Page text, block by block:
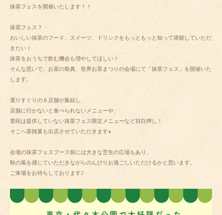
抹茶フェスを開催いたします！！
抹茶フェス？
おいしい抹茶のフード、スイーツ、ドリンクをもっともっと知って堪能していただ
きたい！
抹茶をおうちで飲む機会も増やしてほしい！
そんな思いで、お茶の祭典、世界お茶まつりの会場にて「抹茶フェス」を開催いた
します。
選りすぐりの６店舗が集結し、
店舗に行かないと食べられないメニューや、
普段は提供していない抹茶フェス限定メニューなど目白押し！
そこへ茶雑菓も出店させていただきます★
会場の抹茶フェスブース前には大きな芝生の広場もあり、
秋の風を感じていただきながらのんびりお過ごしいただけるかと思います。
ご来場をお待ちしております♪